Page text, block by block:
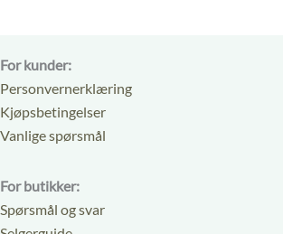
For kunder:
Personvernerklæring
Kjøpsbetingelser
Vanlige spørsmål
For butikker:
Spørsmål og svar